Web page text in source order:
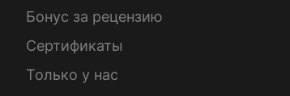
Бонус за рецензию
Сертификаты
Только у нас